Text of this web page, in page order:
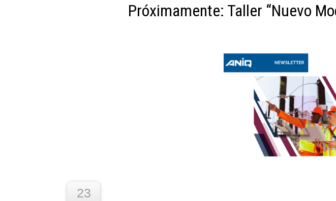
Próximamente: Taller “Nuevo
23